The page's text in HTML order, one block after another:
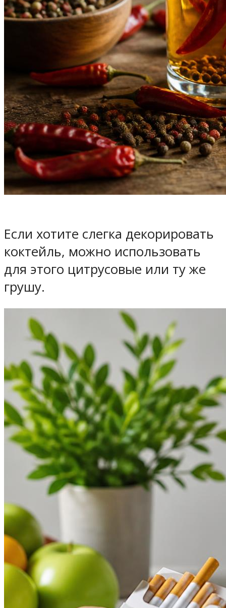
Если хотите слегка декорировать
коктейль, можно использовать
для этого цитрусовые или ту же
грушу.